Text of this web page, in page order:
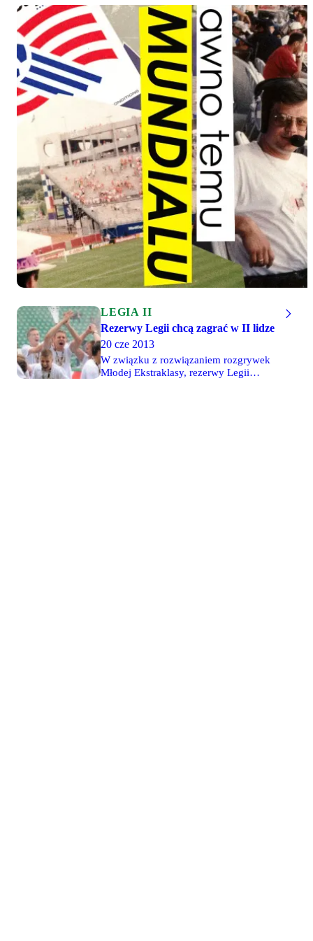
LEGIA II
Rezerwy Legii chcą zagrać w II lidze
20 cze 2013
W związku z rozwiązaniem rozgrywek
Młodej Ekstraklasy, rezerwy Legii